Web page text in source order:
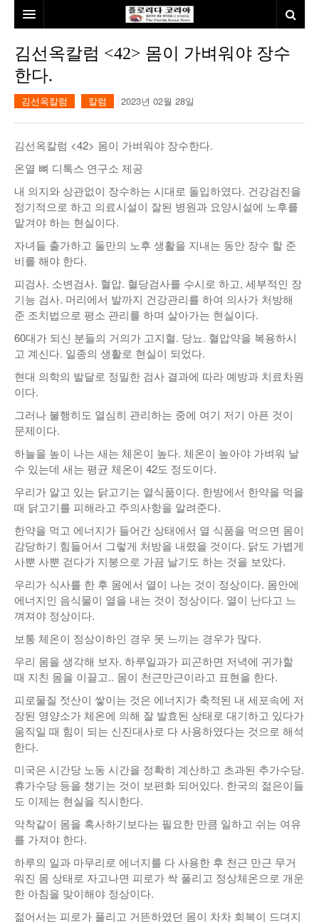
본사소개
뉴스
김명열칼럼
이명덕칼럼
김선옥칼럼
본보특집
100인선/독자광장
100인선
여행
놀이공원
낚시/비치
김선옥칼럼 <42> 몸이 가벼워야 장수
한다.
김선옥칼럼 칼럼 2023년 02월 28일
김선옥칼럼 <42> 몸이 가벼워야 장수한다.
온열 뼈 디톡스 연구소 제공
내 의지와 상관없이 장수하는 시대로 돌입하였다. 건강검진을
정기적으로 하고 의료시설이 잘된 병원과 요양시설에 노후를
맡겨야 하는 현실이다.
자녀들 출가하고 둘만의 노후 생활을 지내는 동안 장수 할 준
비를 해야 한다.
피검사. 소변검사. 혈압. 혈당검사를 수시로 하고, 세부적인 장
기능 검사. 머리에서 발까지 건강관리를 하여 의사가 처방해
준 조치법으로 평소 관리를 하며 살아가는 현실이다.
60대가 되신 분들의 거의가 고지혈. 당뇨. 혈압약을 복용하시
고 계신다. 일종의 생활로 현실이 되었다.
현대 의학의 발달로 정밀한 검사 결과에 따라 예방과 치료차원
이다.
그러나 불행히도 열심히 관리하는 중에 여기 저기 아픈 것이
문제이다.
하늘을 높이 나는 새는 체온이 높다. 체온이 높아야 가벼워 날
수 있는데 새는 평균 체온이 42도 정도이다.
우리가 알고 있는 닭고기는 열식품이다. 한방에서 한약을 먹을
때 닭고기를 피해라고 주의사항을 알려준다.
한약을 먹고 에너지가 들어간 상태에서 열 식품을 먹으면 몸이
감당하기 힘들어서 그렇게 처방을 내렸을 것이다. 닭도 가볍게
사뿐 사뿐 걷다가 지붕으로 가끔 날기도 하는 것을 보았다.
우리가 식사를 한 후 몸에서 열이 나는 것이 정상이다. 몸안에
에너지인 음식물이 열을 내는 것이 정상이다. 열이 난다고 느
껴져야 정상이다.
보통 체온이 정상이하인 경우 못 느끼는 경우가 많다.
우리 몸을 생각해 보자. 하루일과가 피곤하면 저녁에 귀가할
때 지친 몸을 이끌고.. 몸이 천근만근이라고 표현을 한다.
피로물질 젓산이 쌓이는 것은 에너지가 축적된 내 세포속에 저
장된 영양소가 체온에 의해 잘 발효된 상태로 대기하고 있다가
움직일 때 힘이 되는 신진대사로 다 사용하였다는 것으로 해석
한다.
미국은 시간당 노동 시간을 정확히 계산하고 초과된 추가수당.
휴가수당 등을 챙기는 것이 보편화 되어있다. 한국의 젊은이들
도 이제는 현실을 직시한다.
악착같이 몸을 혹사하기보다는 필요한 만큼 일하고 쉬는 여유
를 가져야 한다.
하루의 일과 마무리로 에너지를 다 사용한 후 천근 만근 무거
워진 몸 상태로 자고나면 피로가 싹 풀리고 정상체온으로 개운
한 아침을 맞이해야 정상이다.
젊어서는 피로가 풀리고 거뜬하였던 몸이 차차 회복이 드뎌지